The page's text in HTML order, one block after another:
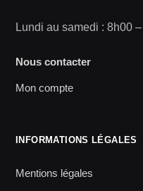
Lundi au samedi : 8h00
Nous contacter
Mon compte
INFORMATIONS LÉGALES
Mentions légales